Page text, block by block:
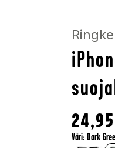
Ringke
24,95
Väri: Dark